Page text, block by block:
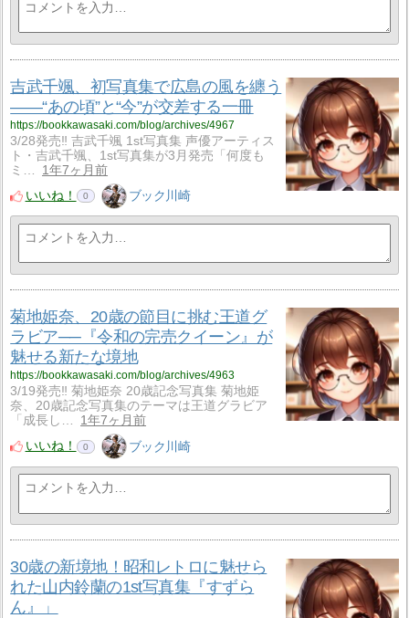
吉武千颯、初写真集で広島の風を纏う
――“あの頃”と“今”が交差する一冊
https://bookkawasaki.com/blog/archives/4967
3/28発売‼ 吉武千颯 1st写真集 声優アーティス
ト・吉武千颯、1st写真集が3月発売「何度も
ミ…
1年7ヶ月前
いいね！
0 ブック川崎
菊地姫奈、20歳の節目に挑む王道グ
ラビア──『令和の完売クイーン』が
魅せる新たな境地
https://bookkawasaki.com/blog/archives/4963
3/19発売‼ 菊地姫奈 20歳記念写真集 菊地姫
奈、20歳記念写真集のテーマは王道グラビア
「成長し…
1年7ヶ月前
いいね！
0 ブック川崎
30歳の新境地！昭和レトロに魅せら
れた山内鈴蘭の1st写真集『すずら
ん』」